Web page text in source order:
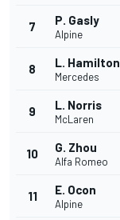
7 P. Gasly
Alpine
8 L. Hamilton
Mercedes
9 L. Norris
McLaren
10 G. Zhou
Alfa Romeo
11 E. Ocon
Alpine